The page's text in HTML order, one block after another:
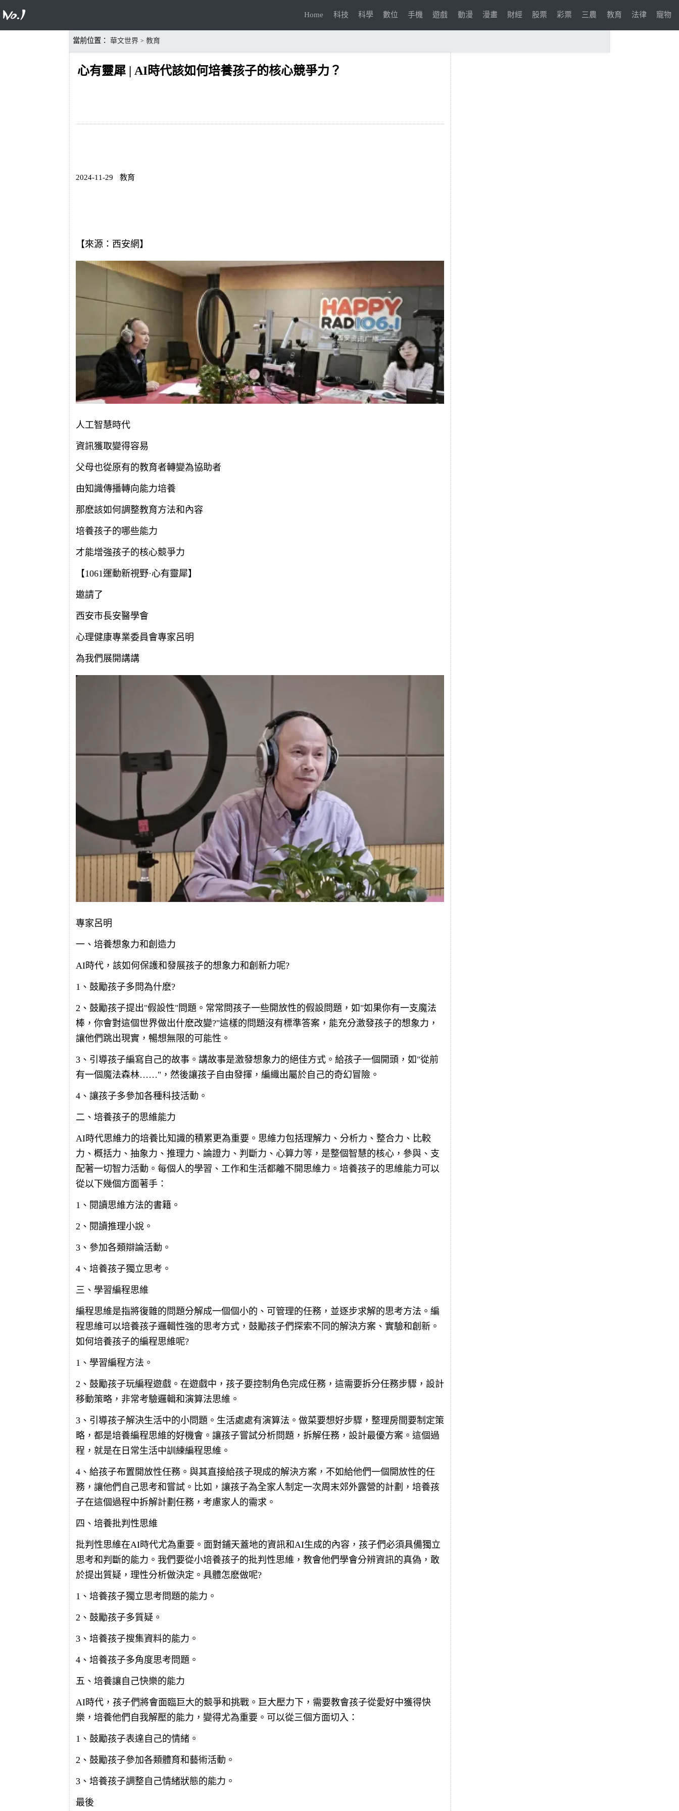
Home 科技 科學 數位 手機 遊戲 動漫 漫畫 財經 股票 彩票 三農 教育 法律 寵物
當前位置： 華文世界 > 教育
心有靈犀 | AI時代該如何培養孩子的核心競爭力？
2024-11-29 教育
【來源：西安網】
人工智慧時代
資訊獲取變得容易
父母也從原有的教育者轉變為協助者
由知識傳播轉向能力培養
那麽該如何調整教育方法和內容
培養孩子的哪些能力
才能增強孩子的核心競爭力
【1061運動新視野·心有靈犀】
邀請了
西安市長安醫學會
心理健康專業委員會專家呂明
為我們展開講講
專家呂明
一、培養想象力和創造力
AI時代，該如何保護和發展孩子的想象力和創新力呢?
1、鼓勵孩子多問為什麽?
2、鼓勵孩子提出"假設性"問題。常常問孩子一些開放性的假設問題，如"如果你有一支魔法
棒，你會對這個世界做出什麽改變?"這樣的問題沒有標準答案，能充分激發孩子的想象力，
讓他們跳出現實，暢想無限的可能性。
3、引導孩子編寫自己的故事。講故事是激發想象力的絕佳方式。給孩子一個開頭，如"從前
有一個魔法森林……"，然後讓孩子自由發揮，編織出屬於自己的奇幻冒險。
4、讓孩子多參加各種科技活動。
二、培養孩子的思維能力
AI時代思維力的培養比知識的積累更為重要。思維力包括理解力、分析力、整合力、比較
力、概括力、抽象力、推理力、論證力、判斷力、心算力等，是整個智慧的核心，參與、支
配著一切智力活動。每個人的學習、工作和生活都離不開思維力。培養孩子的思維能力可以
從以下幾個方面著手：
1、閱讀思維方法的書籍。
2、閱讀推理小說。
3、參加各類辯論活動。
4、培養孩子獨立思考。
三、學習編程思維
編程思維是指將復雜的問題分解成一個個小的、可管理的任務，並逐步求解的思考方法。編
程思維可以培養孩子邏輯性強的思考方式，鼓勵孩子們探索不同的解決方案、實驗和創新。
如何培養孩子的編程思維呢?
1、學習編程方法。
2、鼓勵孩子玩編程遊戲。在遊戲中，孩子要控制角色完成任務，這需要拆分任務步驟，設計
移動策略，非常考驗邏輯和演算法思維。
3、引導孩子解決生活中的小問題。生活處處有演算法。做菜要想好步驟，整理房間要制定策
略，都是培養編程思維的好機會。讓孩子嘗試分析問題，拆解任務，設計最優方案。這個過
程，就是在日常生活中訓練編程思維。
4、給孩子布置開放性任務。與其直接給孩子現成的解決方案，不如給他們一個開放性的任
務，讓他們自己思考和嘗試。比如，讓孩子為全家人制定一次周末郊外露營的計劃，培養孩
子在這個過程中拆解計劃任務，考慮家人的需求。
四、培養批判性思維
批判性思維在AI時代尤為重要。面對鋪天蓋地的資訊和AI生成的內容，孩子們必須具備獨立
思考和判斷的能力。我們要從小培養孩子的批判性思維，教會他們學會分辨資訊的真偽，敢
於提出質疑，理性分析做決定。具體怎麽做呢?
1、培養孩子獨立思考問題的能力。
2、鼓勵孩子多質疑。
3、培養孩子搜集資料的能力。
4、培養孩子多角度思考問題。
五、培養讓自己快樂的能力
AI時代，孩子們將會面臨巨大的競爭和挑戰。巨大壓力下，需要教會孩子從愛好中獲得快
樂，培養他們自我解壓的能力，變得尤為重要。可以從三個方面切入：
1、鼓勵孩子表達自己的情緒。
2、鼓勵孩子參加各類體育和藝術活動。
3、培養孩子調整自己情緒狀態的能力。
最後